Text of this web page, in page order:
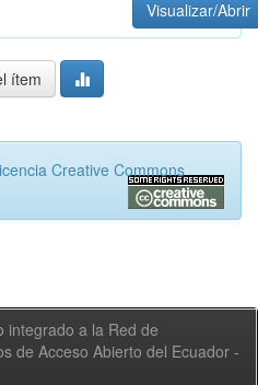
Visualizar/Abrir
ítem
Creative Commons
integrado a la Red de
de Acceso Abierto del Ecuador -